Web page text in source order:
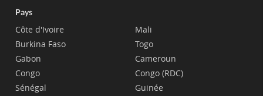
Pays
Côte d'Ivoire
Burkina Faso
Gabon
Congo
Sénégal
Mali
Togo
Cameroun
Congo (RDC)
Guinée